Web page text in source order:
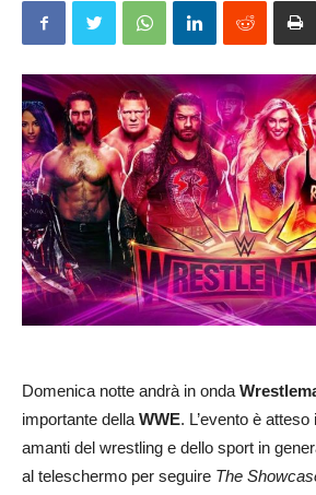
Domenica notte andrà in onda
importante della WWE. L’evento è
amanti del wrestling e dello sport in
al teleschermo per seguire The